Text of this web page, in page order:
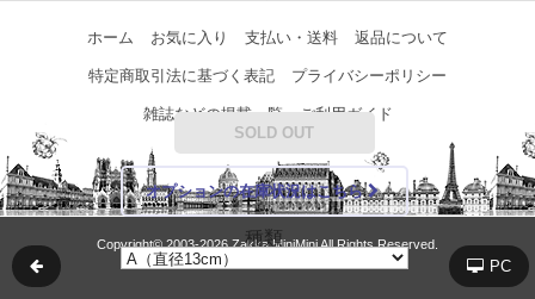
SOLD OUT
オプションの在庫状況はこちら
種類
ホーム お気に入り 支払い・送料 返品について
特定商取引法に基づく表記 プライバシーポリシー
雑誌などの掲載一覧 ご利用ガイド
Copyright© 2003‐2026 Zakka MiniMini All Rights Reserved.
PC